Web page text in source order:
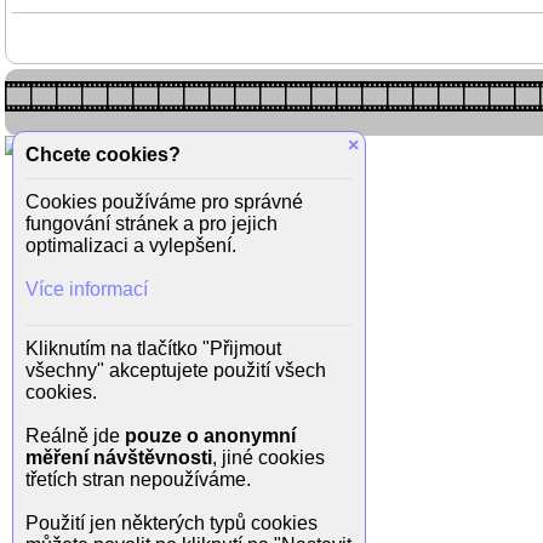
×
Chcete cookies?
Cookies používáme pro správné
fungování stránek a pro jejich
optimalizaci a vylepšení.
Více informací
Kliknutím na tlačítko "Přijmout
všechny" akceptujete použití všech
cookies.
Reálně jde pouze o anonymní
měření návštěvnosti, jiné cookies
třetích stran nepoužíváme.
Použití jen některých typů cookies